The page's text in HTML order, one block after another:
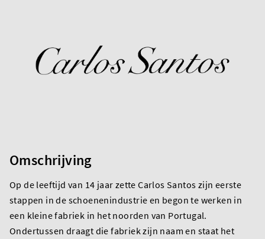
Omschrijving
Op de leeftijd van 14 jaar zette Carlos Santos zijn eerste
stappen in de schoenenindustrie en begon te werken in
een kleine fabriek in het noorden van Portugal.
Ondertussen draagt die fabriek zijn naam en staat het